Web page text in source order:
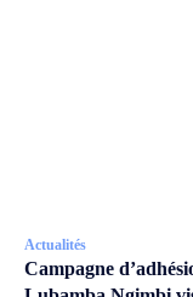
Actualités
Campagne